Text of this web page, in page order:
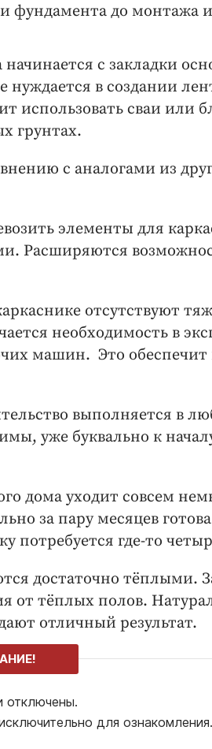
фундамента до монтажа
с закладки
нуждается в создании
использовать сваи или
грунтах.
с аналогами из
элементы для
Расширяются
отсутствуют
необходимость в
машин. Это
выполняется в
уже буквально к
дома уходит совсем
за пару месяцев
потребуется где-то
достаточно тёплыми.
от тёплых полов.
отличный результат.
отключены.
для ознакомления.